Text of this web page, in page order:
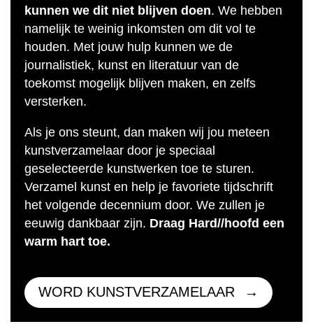
kunnen we dit niet blijven doen. We hebben
namelijk te weinig inkomsten om dit vol te
houden. Met jouw hulp kunnen we de
journalistiek, kunst en literatuur van de
toekomst mogelijk blijven maken, en zelfs
versterken.
Als je ons steunt, dan maken wij jou meteen
kunstverzamelaar door je speciaal
geselecteerde kunstwerken toe te sturen.
Verzamel kunst en help je favoriete tijdschrift
het volgende decennium door. We zullen je
eeuwig dankbaar zijn. Draag Hard//hoofd een
warm hart toe.
WORD KUNSTVERZAMELAAR